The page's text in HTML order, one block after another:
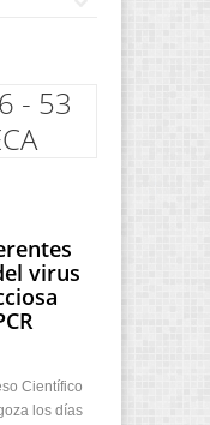
- 53
virus
Científico
los días